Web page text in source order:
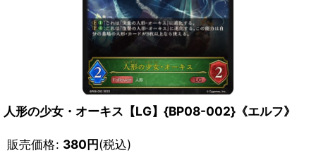
人形の少女・オーキス【LG】{BP08-002}《エルフ》
販売価格: 380円(税込)